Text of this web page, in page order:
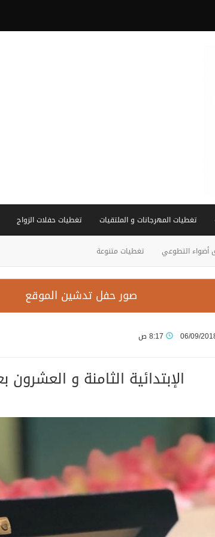
تغطيات المهرجانات و الملتقيات تغطيات حفلات الزواج
أضواء التطوعي تغطيات متنوعة
صور حفل تدشين الموقع
06/09/
الإبتدائية الثامنة و